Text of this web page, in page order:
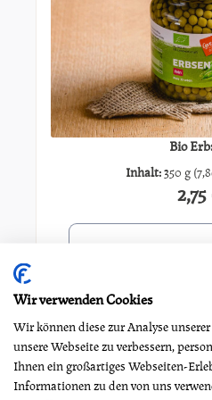
Wir verwenden Cookies
Wir können diese zur Analyse
unsere Webseite zu verbessern,
Ihnen ein großartiges Webseiten-
Informationen zu den von uns
Bio
Inhalt:350 g
Produkt Anzahl: Gib den